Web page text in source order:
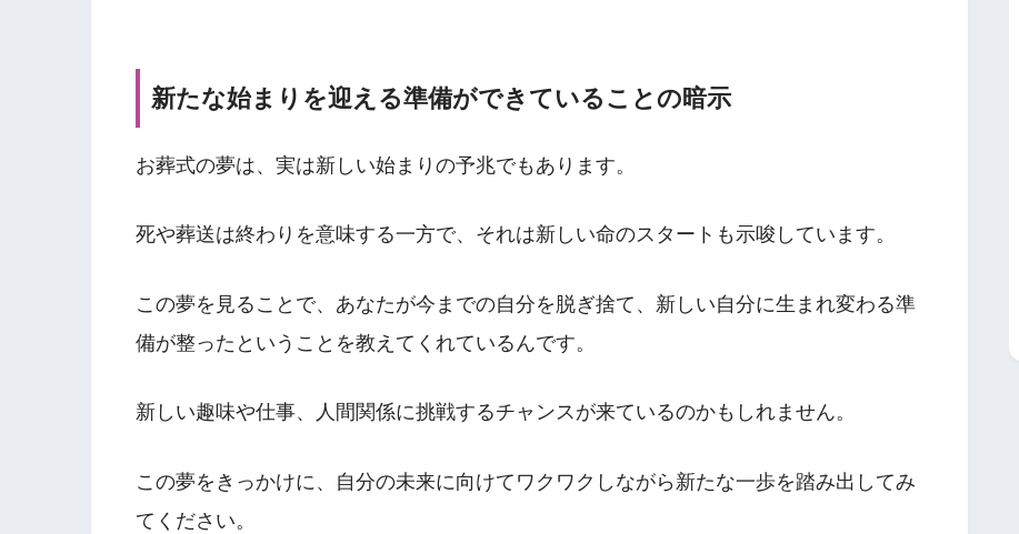
新たな始まりを迎える準備ができていることの暗示
お葬式の夢は、実は新しい始まりの予兆でもあります。
死や葬送は終わりを意味する一方で、それは新しい命のスタートも示唆しています。
この夢を見ることで、あなたが今までの自分を脱ぎ捨て、新しい自分に生まれ変わる準
備が整ったということを教えてくれているんです。
新しい趣味や仕事、人間関係に挑戦するチャンスが来ているのかもしれません。
この夢をきっかけに、自分の未来に向けてワクワクしながら新たな一歩を踏み出してみ
てください。